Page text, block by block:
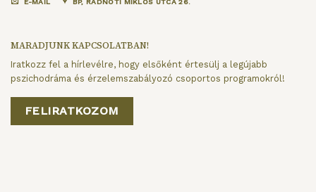
MARADJUNK KAPCSOLATBAN!
Iratkozz fel a hírlevélre, hogy elsőként értesülj a legújabb
pszichodráma és érzelemszabályozó csoportos programokról!
FELIRATKOZOM